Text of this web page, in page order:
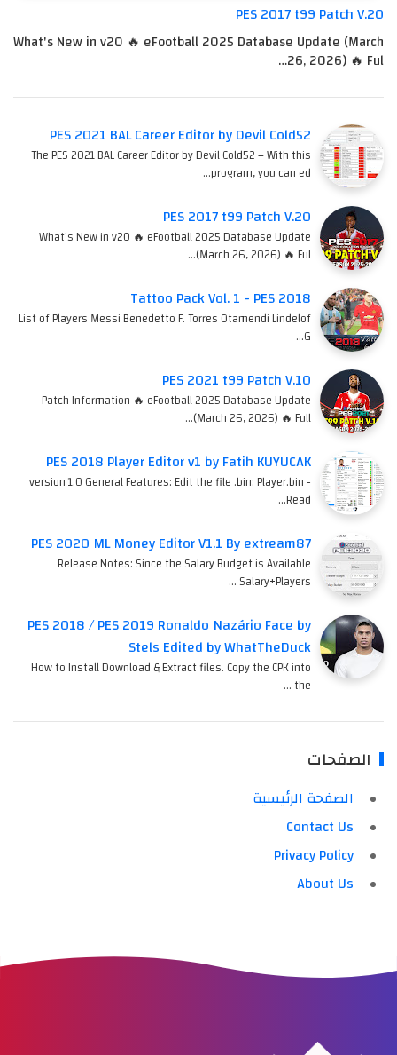
PES 2017 t99 Patch V.20
What's New in v20 🔥 eFootball 2025 Database Update (March
26, 2026) 🔥 Ful…
PES 2021 BAL Career Editor by Devil Cold52
The PES 2021 BAL Career Editor by Devil Cold52 – With this
program, you can ed…
PES 2017 t99 Patch V.20
What's New in v20 🔥 eFootball 2025 Database Update
(March 26, 2026) 🔥 Ful…
Tattoo Pack Vol. 1 - PES 2018
List of Players Messi Benedetto F. Torres Otamendi Lindelof
G…
PES 2021 t99 Patch V.10
Patch Information 🔥 eFootball 2025 Database Update
(March 26, 2026) 🔥 Full…
PES 2018 Player Editor v1 by Fatih KUYUCAK
version 1.0 General Features: Edit the file .bin: Player.bin -
Read…
PES 2020 ML Money Editor V1.1 By extream87
Release Notes: Since the Salary Budget is Available
Salary+Players …
PES 2018 / PES 2019 Ronaldo Nazário Face by
Stels Edited by WhatTheDuck
How to Install Download & Extract files. Copy the CPK into
the …
الصفحات
الصفحة الرئيسية
Contact Us
Privacy Policy
About Us